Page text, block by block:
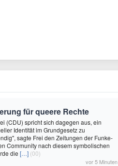
für queere Rechte
(CDU) spricht sich dagegen aus, ein
Identität im Grundgesetz zu
sagte Frei den Zeitungen der Funke-
Community nach diesem symbolischen
die […] (00)
vor 5 Minuten